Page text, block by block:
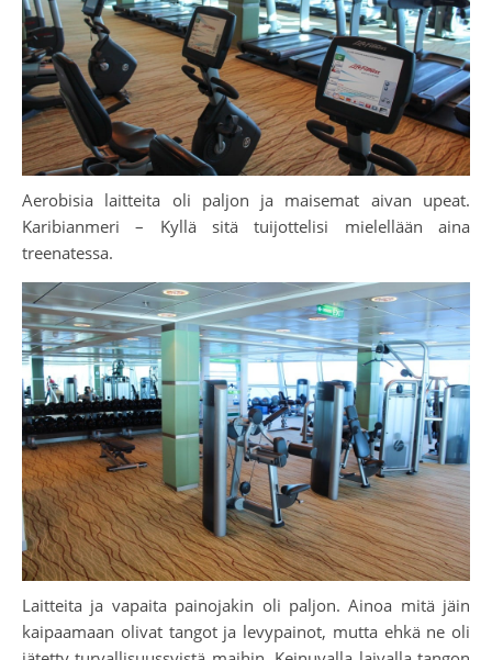
Aerobisia laitteita oli paljon ja maisemat aivan upeat.
Karibianmeri – Kyllä sitä tuijottelisi mielellään aina
treenatessa.
Laitteita ja vapaita painojakin oli paljon. Ainoa mitä jäin
kaipaamaan olivat tangot ja levypainot, mutta ehkä ne oli